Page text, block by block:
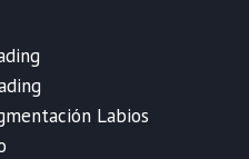
Labios